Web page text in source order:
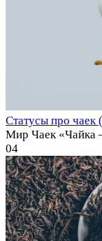
Статусы про чаек
Мир Чаек «Чайка
04